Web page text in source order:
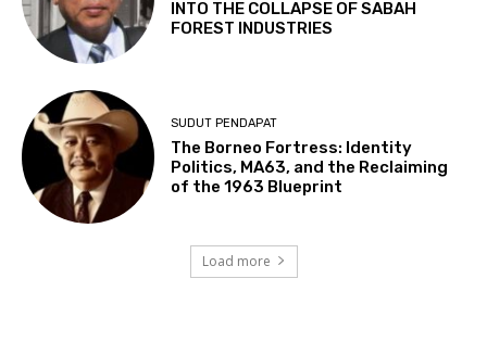
INTO THE COLLAPSE OF SABAH
FOREST INDUSTRIES
SUDUT PENDAPAT
The Borneo Fortress: Identity
Politics, MA63, and the Reclaiming
of the 1963 Blueprint
Load more